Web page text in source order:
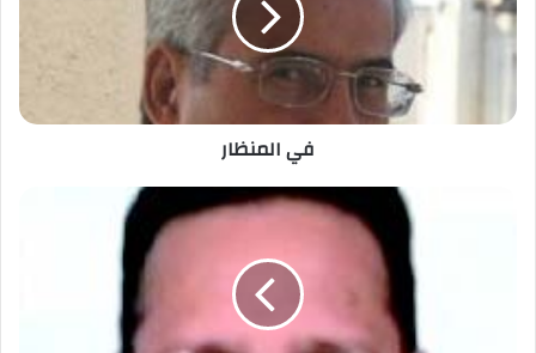
في المنظار